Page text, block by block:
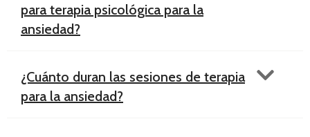
para terapia psicológica para la
ansiedad?
¿Cuánto duran las sesiones de terapia
para la ansiedad?